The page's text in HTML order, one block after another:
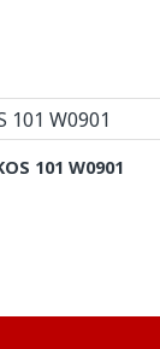
101 W0901